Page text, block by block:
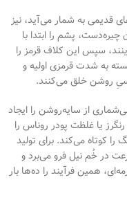
قدیمی به شمار می‌آید، نیز
پشم را ابتدا با
سپس این کلاف قرمز را
به شدت قرمزی اولیه و
روشن خلق می‌کنند.
از سایه‌روشن را ایجاد
یا غلظت پودر روناس را
کوتاه می‌کند. برای تولید
در خُم نیل فرو می‌برد و
همین فرآیند را ده‌ها بار